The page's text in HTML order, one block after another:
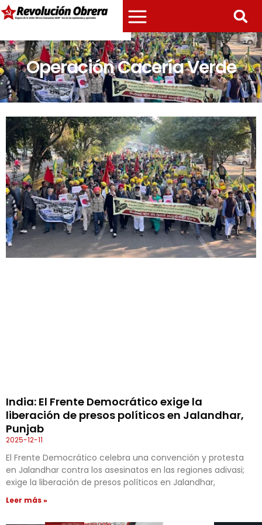
Operación Cacería Verde
India: El Frente Democrático exige la
liberación de presos políticos en Jalandhar,
Punjab
2025-12-11
El Frente Democrático celebra una convención y protesta
en Jalandhar contra los asesinatos en las regiones adivasi;
exige la liberación de presos políticos en Jalandhar,
Leer más »